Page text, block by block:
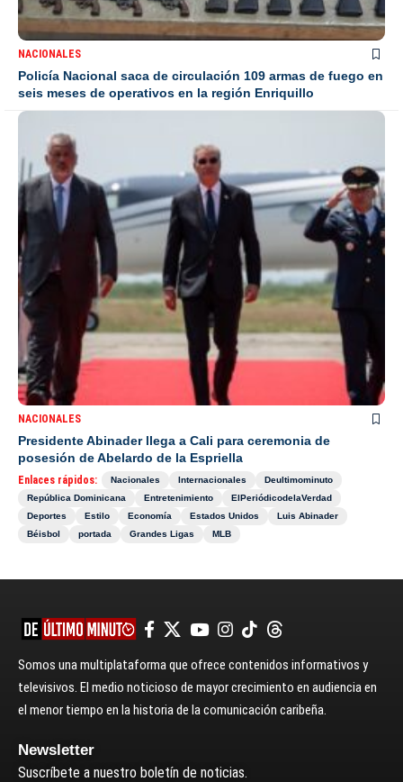
NACIONALES
Policía Nacional saca de circulación 109 armas de fuego en
seis meses de operativos en la región Enriquillo
NACIONALES
Presidente Abinader llega a Cali para ceremonia de
posesión de Abelardo de la Espriella
Enlaces rápidos: Nacionales Internacionales
Deultimominuto
República Dominicana
Entretenimiento
ElPeriódicodelaVerdad
Deportes
Estilo Economía Estados Unidos
Luis Abinader
Béisbol
portada Grandes Ligas MLB
Somos una multiplataforma que ofrece contenidos informativos y
televisivos. El medio noticioso de mayor crecimiento en audiencia en
el menor tiempo en la historia de la comunicación caribeña.
Newsletter
Suscríbete a nuestro boletín de noticias.